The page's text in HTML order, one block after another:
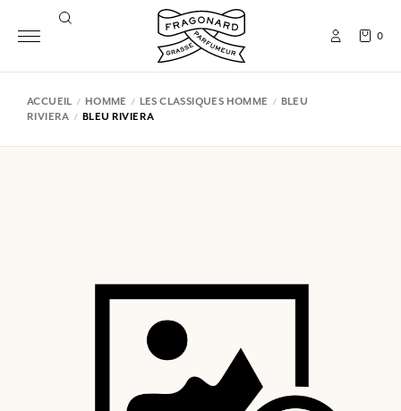
0
ACCUEIL HOMME LES CLASSIQUES HOMME
BLEU
RIVIERA
BLEU RIVIERA